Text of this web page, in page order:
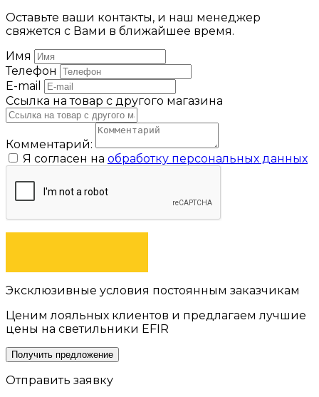
Оставьте ваши контакты, и наш менеджер
свяжется с Вами в ближайшее время.
Имя
Телефон
E-mail
Ссылка на товар с другого магазина
Комментарий:
Я согласен на обработку персональных данных
Эксклюзивные условия постоянным заказчикам
Ценим лояльных клиентов и предлагаем лучшие
цены на светильники EFIR
Получить предложение
Отправить заявку